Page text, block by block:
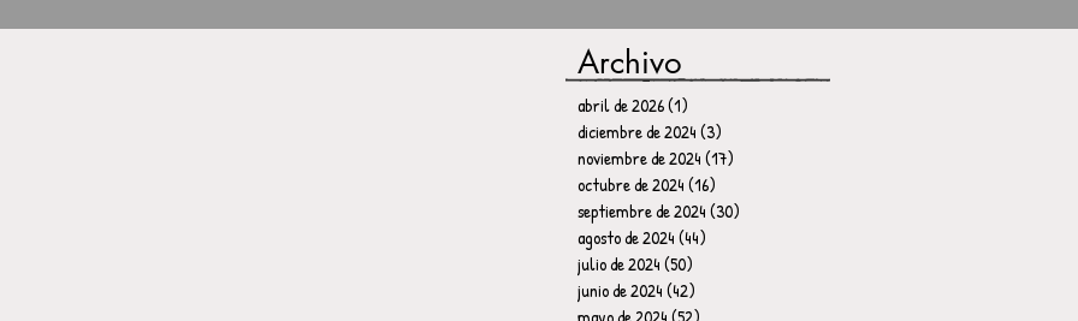
Archivo
abril de 2026(1)
diciembre de 2024(3)
noviembre de 2024(17)
octubre de 2024(16)
septiembre de 2024(30)
agosto de 2024(44)
julio de 2024(50)
junio de 2024(42)